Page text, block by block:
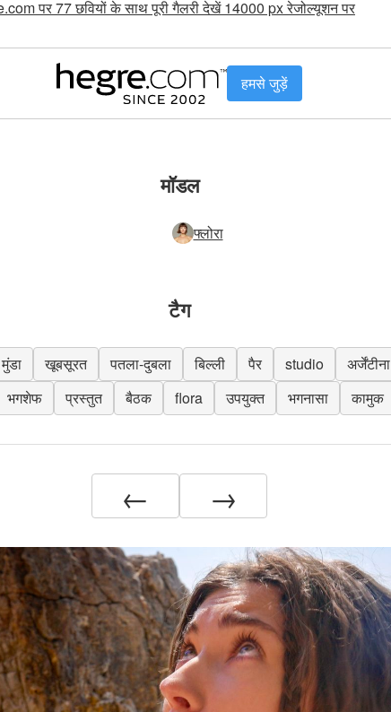
पर 77 छवियों के साथ पूरी गैलरी देखें 14000 px रेजोल्यूशन पर
हमसे जुड़ें
मॉडल
फ्लोरा
टैग
मुंडा खूबसूरत पतला-दुबला बिल्ली पैर studio अर्जेंटीना
भगशेफ
प्रस्तुत बैठक flora उपयुक्त भगनासा कामुक
← →